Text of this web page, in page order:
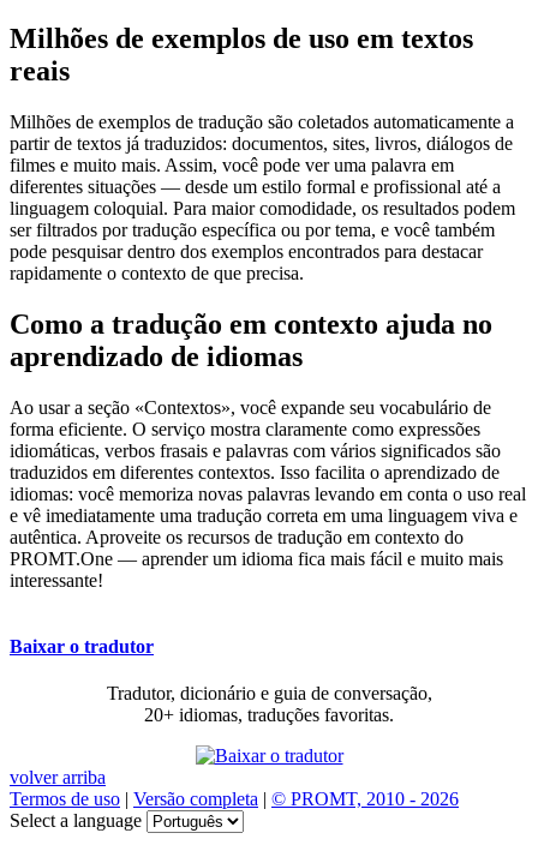
Milhões de exemplos de uso em textos
reais
Milhões de exemplos de tradução são coletados automaticamente a
partir de textos já traduzidos: documentos, sites, livros, diálogos de
filmes e muito mais. Assim, você pode ver uma palavra em
diferentes situações — desde um estilo formal e profissional até a
linguagem coloquial. Para maior comodidade, os resultados podem
ser filtrados por tradução específica ou por tema, e você também
pode pesquisar dentro dos exemplos encontrados para destacar
rapidamente o contexto de que precisa.
Como a tradução em contexto ajuda no
aprendizado de idiomas
Ao usar a seção «Contextos», você expande seu vocabulário de
forma eficiente. O serviço mostra claramente como expressões
idiomáticas, verbos frasais e palavras com vários significados são
traduzidos em diferentes contextos. Isso facilita o aprendizado de
idiomas: você memoriza novas palavras levando em conta o uso real
e vê imediatamente uma tradução correta em uma linguagem viva e
autêntica. Aproveite os recursos de tradução em contexto do
PROMT.One — aprender um idioma fica mais fácil e muito mais
interessante!
Baixar o tradutor
Tradutor, dicionário e guia de conversação,
20+ idiomas, traduções favoritas.
volver arriba
Termos de uso | Versão completa | © PROMT, 2010 - 2026
Select a language